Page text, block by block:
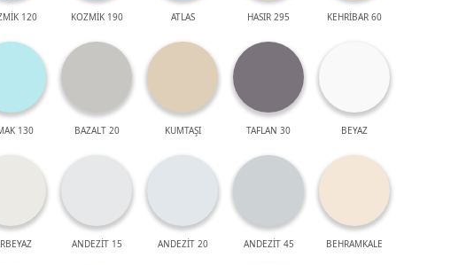
120 KOZMİK 190 ATLAS HASIR 295 KEHRİBAR 60
130 BAZALT 20 KUMTAŞI TAFLAN 30 BEYAZ
ANDEZİT 15 ANDEZİT 20 ANDEZİT 45 BEHRAMKALE